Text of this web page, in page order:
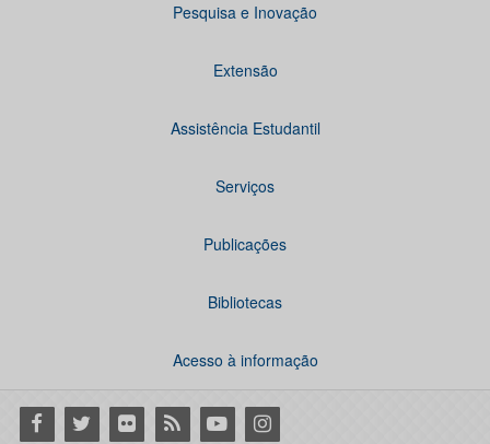
Pesquisa e Inovação
Extensão
Assistência Estudantil
Serviços
Publicações
Bibliotecas
Acesso à informação
Facebook
Twitter Flickr RSS YoutubeInstagram